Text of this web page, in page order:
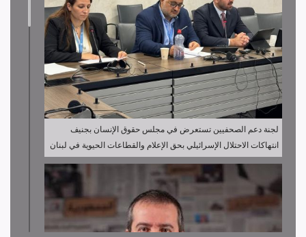
لجنة دعم الصحفيين تستعرض في مجلس حقوق الإنسان بجنيف
انتهاكات الاحتلال الإسرائيلي بحق الإعلام والقطاعات الحيوية في لبنان